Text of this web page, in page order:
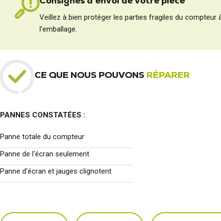
Veillez à bien protéger les parties fragiles du compteur
l'emballage.
CE QUE NOUS POUVONS RÉPARER
PANNES CONSTATÉES :
Panne totale du compteur
Panne de l'écran seulement
Panne d'écran et jauges clignotent